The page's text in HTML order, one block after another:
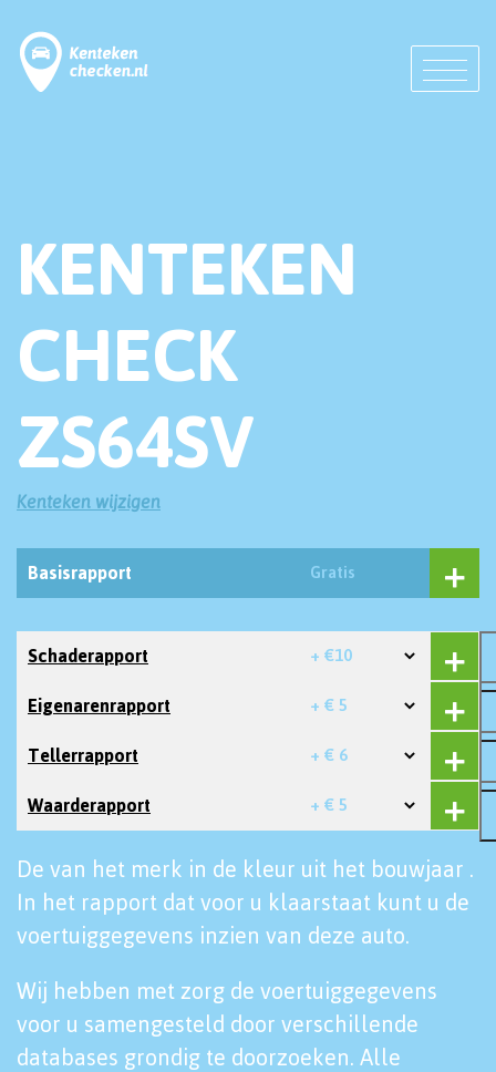
KENTEKEN
CHECK
ZS64SV
Kenteken wijzigen
Basisrapport Gratis
Schaderapport + €10
Eigenarenrapport + € 5
Tellerrapport + € 6
Waarderapport + € 5
De van het merk in de kleur uit het bouwjaar .
In het rapport dat voor u klaarstaat kunt u de
voertuiggegevens inzien van deze auto.
Wij hebben met zorg de voertuiggegevens
voor u samengesteld door verschillende
databases grondig te doorzoeken. Alle